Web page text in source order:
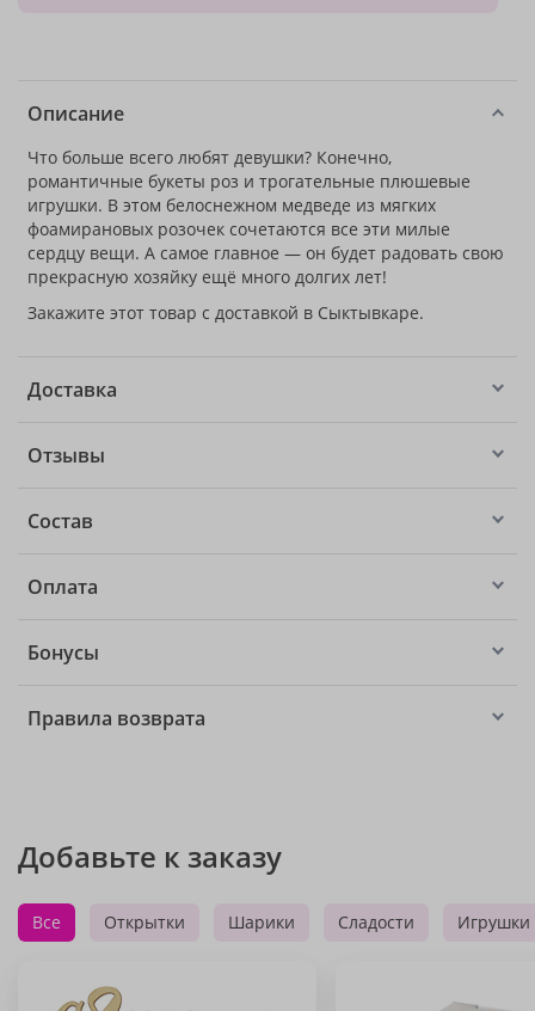
Описание
Что больше всего любят девушки? Конечно,
романтичные букеты роз и трогательные плюшевые
игрушки. В этом белоснежном медведе из мягких
фоамирановых розочек сочетаются все эти милые
сердцу вещи. А самое главное — он будет радовать свою
прекрасную хозяйку ещё много долгих лет!
Закажите этот товар с доставкой в Сыктывкаре.
Доставка
Отзывы
Состав
Оплата
Бонусы
Правила возврата
Добавьте к заказу
Все Открытки Шарики Сладости Игрушки